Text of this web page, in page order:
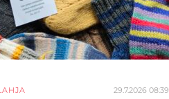
29.7.2026 08:39